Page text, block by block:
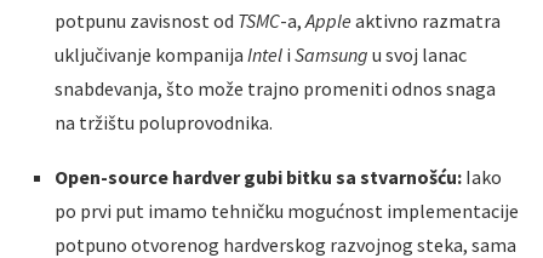
potpunu zavisnost od TSMC-a, Apple aktivno razmatra
uključivanje kompanija Intel i Samsung u svoj lanac
snabdevanja, što može trajno promeniti odnos snaga
na tržištu poluprovodnika.
Open-source hardver gubi bitku sa stvarnošću: Iako
po prvi put imamo tehničku mogućnost implementacije
potpuno otvorenog hardverskog razvojnog steka, sama